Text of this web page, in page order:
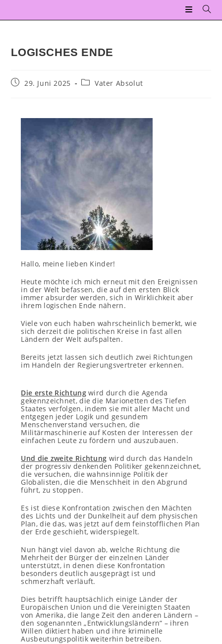
LOGISCHES ENDE
29. Juni 2025 Vater Absolut
Hallo, meine lieben Kinder!
Heute möchte ich mich erneut mit den Ereignissen
in der Welt befassen, die auf den ersten Blick
immer absurder werden, sich in Wirklichkeit aber
ihrem logischen Ende nähern.
Viele von euch haben wahrscheinlich bemerkt, wie
sich derzeit die politischen Kreise in fast allen
Ländern der Welt aufspalten.
Bereits jetzt lassen sich deutlich zwei Richtungen
im Handeln der Regierungsvertreter erkennen.
Die erste Richtungwird durch die Agenda
gekennzeichnet, die die Marionetten des Tiefen
Staates verfolgen, indem sie mit aller Macht und
entgegen jeder Logik und gesundem
Menschenverstand versuchen, die
Militärmaschinerie auf Kosten der Interessen der
einfachen Leute zu fördern und auszubauen.
Und die zweite Richtung wird durch das Handeln
der progressiv denkenden Politiker gekennzeichnet,
die versuchen, die wahnsinnige Politik der
Globalisten, die die Menschheit in den Abgrund
führt, zu stoppen.
Es ist diese Konfrontation zwischen den Mächten
des Lichts und der Dunkelheit auf dem physischen
Plan, die das, was jetzt auf dem feinstofflichen Plan
der Erde geschieht, widerspiegelt.
Nun hängt viel davon ab, welche Richtung die
Mehrheit der Bürger der einzelnen Länder
unterstützt, in denen diese Konfrontation
besonders deutlich ausgeprägt ist und
schmerzhaft verläuft.
Dies betrifft hauptsächlich einige Länder der
Europäischen Union und die Vereinigten Staaten
von Amerika, die lange Zeit den anderen Ländern –
den sogenannten „Entwicklungsländern“ – ihren
Willen diktiert haben und ihre kriminelle
Ausbeutungspolitik weiterhin betreiben.